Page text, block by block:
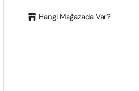
Hangi Mağazada Var?